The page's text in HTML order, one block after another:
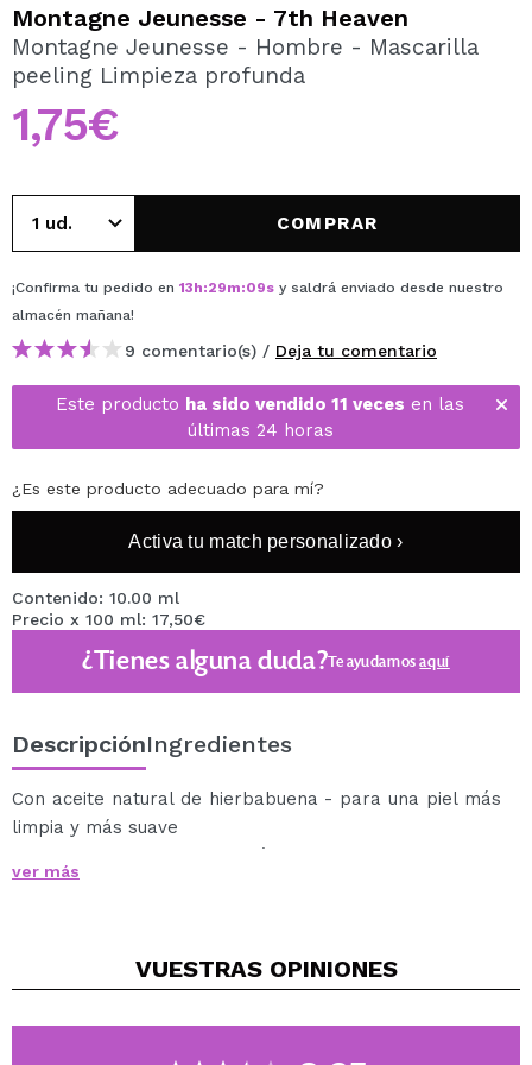
Al crear una cuenta en Maquillalia.com podrás realizar
tus compras rápidamente, revisar el estado de tus
Montagne Jeunesse - 7th Heaven
Montagne Jeunesse - Hombre - Mascarilla
peeling Limpieza profunda
1,75€
COMPRAR
¡Confirma tu pedido en 13h:29m:09s y saldrá enviado desde nuestro
almacén mañana!
9 comentario(s) / Deja tu comentario
Este producto ha sido vendido 11 veces en las
últimas 24 horas
¿Es este producto adecuado para mí?
Activa tu match personalizado ›
Contenido: 10.00 ml
Precio x 100 ml: 17,50€
¿Tienes alguna duda?Te ayudamosaquí
DescripciónIngredientes
Con aceite natural de hierbabuena - para una piel más
limpia y más suave
Instrucciones de uso: Enjuáguese la cara con agua
templada. Aplique la mascarilla sobre el rostro,
cuidado (sin tirones). Enjuáguese la cara con agua. No
Advertencia: Prueba de sensibilidad; aplique una
ver más
VUESTRAS OPINIONES